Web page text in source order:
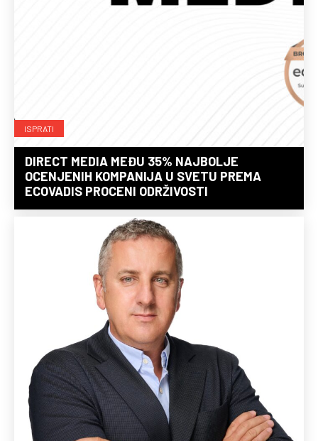
ISPRATI
DIRECT MEDIA MEĐU 35% NAJBOLJE
OCENJENIH KOMPANIJA U SVETU PREMA
ECOVADIS PROCENI ODRŽIVOSTI